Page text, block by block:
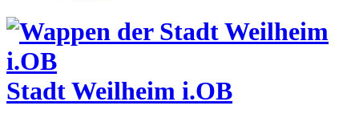
Stadt Weilheim i.OB